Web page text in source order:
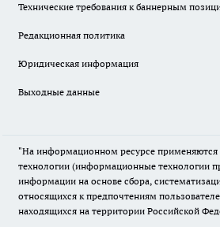
Технические требования к баннерным
Редакционная политика
Юридическая информация
Выходные данные
"На информационном ресурсе применяются
технологии (информационные технологии
информации на основе сбора,
относящихся к предпочтениям
находящихся на территории Российской